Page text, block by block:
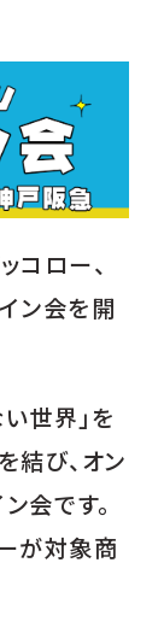
コロー、
ン会を開
世界」を
び、オン
会です。
が対象商